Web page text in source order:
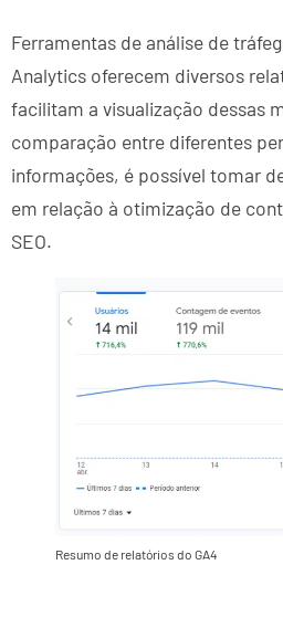
Ferramentas de análise de
Analytics oferecem diversos
facilitam a visualização dessas
comparação entre diferentes
informações, é possível tomar
em relação à otimização de
SEO.
Resumo de relatórios do GA4